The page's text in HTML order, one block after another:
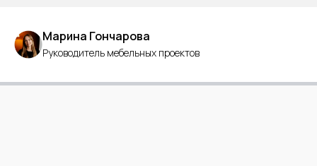
Марина Гончарова
Руководитель мебельных проектов